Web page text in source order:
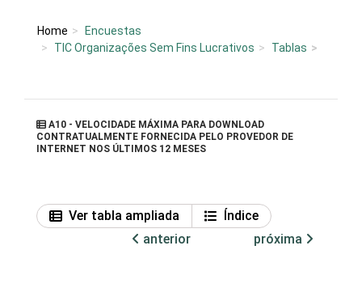
Home
Encuestas
TIC Organizações Sem Fins Lucrativos
Tablas
A10 - VELOCIDADE MÁXIMA PARA DOWNLOAD
CONTRATUALMENTE FORNECIDA PELO PROVEDOR DE
INTERNET NOS ÚLTIMOS 12 MESES
Ver tabla ampliada
Índice
anterior
próxima